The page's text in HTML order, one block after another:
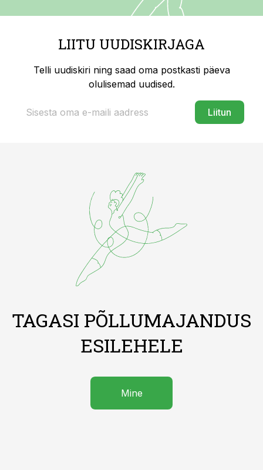
LIITU UUDISKIRJAGA
Telli uudiskiri ning saad oma postkasti päeva
olulisemad uudised.
Liitun
TAGASI PÕLLUMAJANDUS
ESILEHELE
Mine